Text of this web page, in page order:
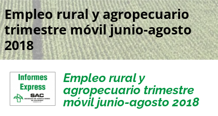
Empleo rural y agropecuario
trimestre móvil junio-agosto
2018
Empleo rural y
agropecuario trimestre
móvil junio-agosto 2018